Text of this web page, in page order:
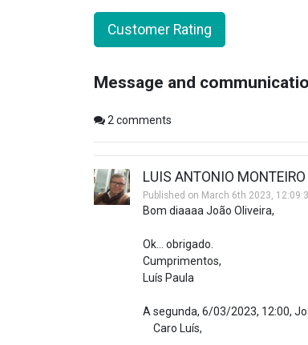
Customer Rating
Message and
2 comments
LUIS ANTONIO
Published on March 6th 2023,
Bom diaaaa João Oliveira,
Ok... obrigado.
Cumprimentos,
Luís Paula
A segunda, 6/03/2023, 12:00,
Caro Luís,